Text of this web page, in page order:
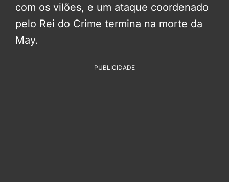
com os vilões, e um ataque coordenado
pelo Rei do Crime termina na morte da
May.
PUBLICIDADE